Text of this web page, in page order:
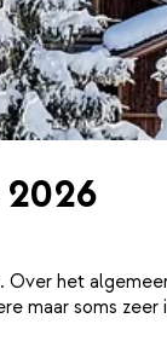
het
maar soms zeer